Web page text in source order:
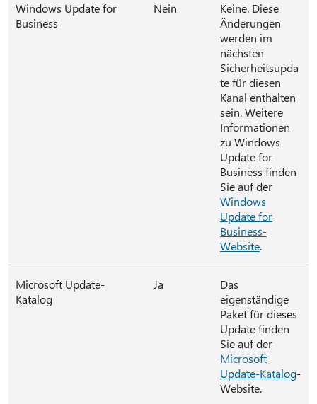
Windows Update for
Business
Nein
Keine. Diese
Änderungen
werden im
nächsten
Sicherheitsupda
te für diesen
Kanal enthalten
sein. Weitere
Informationen
zu Windows
Update for
Business finden
Sie auf der
Windows
Update for
Business-
Website.
Microsoft Update-
Katalog
Ja
Das
eigenständige
Paket für dieses
Update finden
Sie auf der
Microsoft
Update-Katalog-
Website.